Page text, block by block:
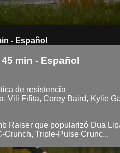
- Español
min - Español
de resistencia
Vili Fifita, Corey Baird, Kylie
Raiser que popularizó Dua
Crunch, Triple-Pulse Crunc...